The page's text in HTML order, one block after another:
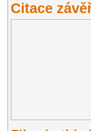
Citace